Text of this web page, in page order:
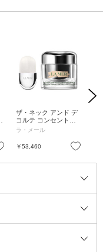
お気に入り
ザ・ネック アンド デ
コルテ コンセントレ
ート / 50ml
ラ・メール
￥53,460
Next